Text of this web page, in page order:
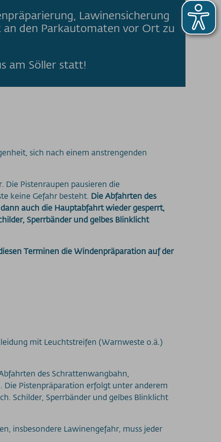
Lawinensicherung
an den Parkautomaten vor Ort zu
am Söller statt!
sich nach einem anstrengenden
Die Pistenraupen pausieren die
keine Gefahr besteht. Die Abfahrten des
auch die Hauptabfahrt wieder gesperrt,
Sperrbänder und gelbes Blinklicht
Terminen die Windenpräparation auf der
mit Leuchtstreifen (Warnweste o.ä.)
des Schrattenwangbahn,
Pistenpräparation erfolgt unter anderem
Schilder, Sperrbänder und gelbes Blinklicht
insbesondere Lawinengefahr, muss jeder